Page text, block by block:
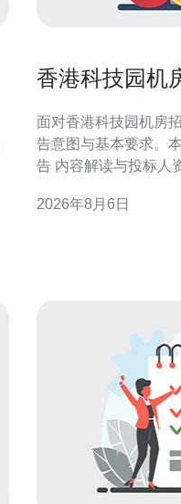
香港科技园机
面对香港科技园机房
告意图与基本要求。
告 内容解读与投标人
准备投标文件，提升中标概率。 招标
2026年8月6日